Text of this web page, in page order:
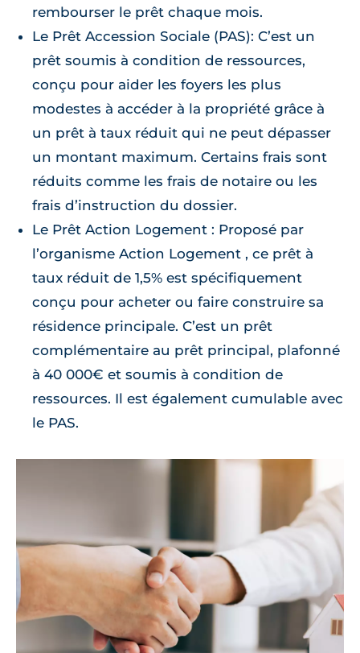
rembourser le prêt chaque mois.
Le Prêt Accession Sociale (PAS): C’est un
prêt soumis à condition de ressources,
conçu pour aider les foyers les plus
modestes à accéder à la propriété grâce à
un prêt à taux réduit qui ne peut dépasser
un montant maximum. Certains frais sont
réduits comme les frais de notaire ou les
frais d’instruction du dossier.
Le Prêt Action Logement : Proposé par
l’organisme Action Logement , ce prêt à
taux réduit de 1,5% est spécifiquement
conçu pour acheter ou faire construire sa
résidence principale. C’est un prêt
complémentaire au prêt principal, plafonné
à 40 000€ et soumis à condition de
ressources. Il est également cumulable avec
le PAS.